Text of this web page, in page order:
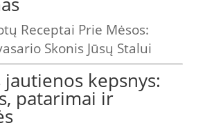
Receptai Prie Mėsos:
Skonis Jūsų Stalui
jautienos kepsnys:
patarimai ir